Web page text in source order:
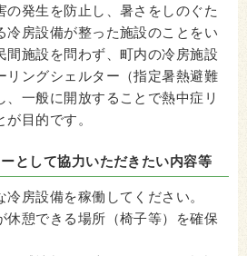
の発生を防止し、暑さをしのぐた
冷房設備が整った施設のことをい
間施設を問わず、町内の冷房施設
リングシェルター（指定暑熱避難
、一般に開放することで熱中症リ
目的です。
として協力いただきたい内容等
冷房設備を稼働してください。
休憩できる場所（椅子等）を確保